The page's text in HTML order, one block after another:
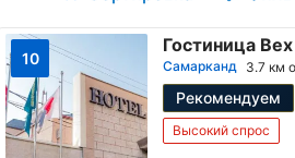
10
Гостиница
Самарканд 3.7 км
Рекомендуем
Высокий спрос